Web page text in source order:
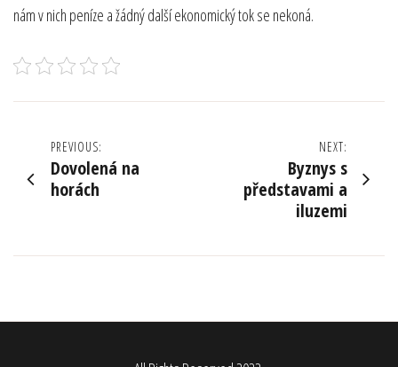
nám v nich peníze a žádný další ekonomický tok se nekoná.
Navigace
pro
PREVIOUS:
Dovolená na
horách
NEXT:
Byznys s
představami a
iluzemi